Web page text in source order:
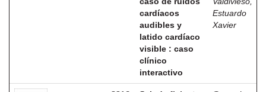
cardíacos
audibles y
latido cardíaco
visible : caso
clínico
interactivo
Estuardo
Xavier